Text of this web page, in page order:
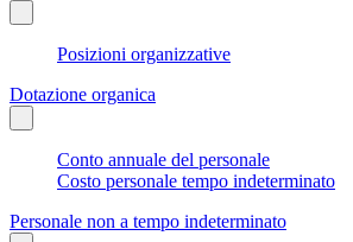
Posizioni organizzative
Dotazione organica
Conto annuale del personale
Costo personale tempo indeterminato
Personale non a tempo indeterminato